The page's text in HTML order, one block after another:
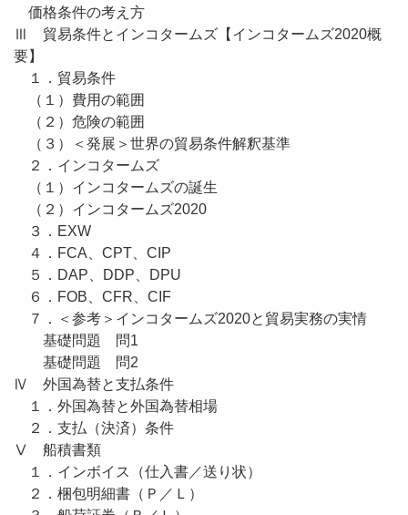
価格条件の考え方
Ⅲ 貿易条件とインコタームズ【インコタームズ2020概
要】
１．貿易条件
（１）費用の範囲
（２）危険の範囲
（３）＜発展＞世界の貿易条件解釈基準
２．インコタームズ
（１）インコタームズの誕生
（２）インコタームズ2020
３．EXW
４．FCA、CPT、CIP
５．DAP、DDP、DPU
６．FOB、CFR、CIF
７．＜参考＞インコタームズ2020と貿易実務の実情
基礎問題 問1
基礎問題 問2
Ⅳ 外国為替と支払条件
１．外国為替と外国為替相場
２．支払（決済）条件
Ⅴ 船積書類
１．インボイス（仕入書／送り状）
２．梱包明細書（Ｐ／Ｌ）